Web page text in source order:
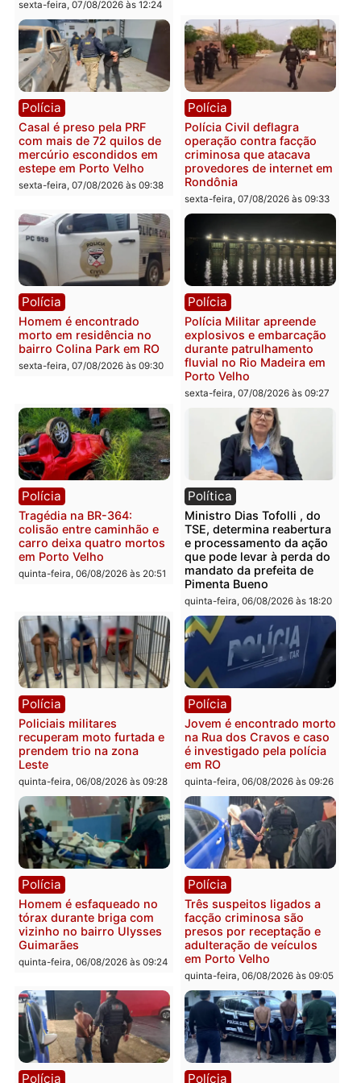
Política
Marcos Rogério apresenta
Plano de Governo com
228 projetos, metas
públicas e
acompanhamento de
resultados
sexta-feira, 07/08/2026 às 18:49
Política
Eleições 2026: Pastor
Evanildo pode ser o
primeiro pastor de
Rondônia na Câmara
Federal
sexta-feira, 07/08/2026 às
Polícia
2 MILHÕES – Unnesa
apresenta documentos
que comprovam
transparência e legalidade
na operação alvo da PF
sexta-feira, 07/08/2026 às 12:24
Polícia
Polícia Federal apreende
400 quilos de drogas e
prende motorista em RO
sexta-feira, 07/08/2026 às
Polícia
Casal é preso pela PRF
com mais de 72 quilos de
mercúrio escondidos em
estepe em Porto Velho
sexta-feira, 07/08/2026 às 09:38
Polícia
Polícia Civil deflagra
operação contra facção
criminosa que atacava
provedores de internet
Rondônia
sexta-feira, 07/08/2026 às
Polícia
Homem é encontrado
morto em residência no
bairro Colina Park em RO
sexta-feira, 07/08/2026 às 09:30
Polícia
Polícia Militar apreende
explosivos e
durante patrulhamento
fluvial no Rio Madeira em
Porto Velho
sexta-feira, 07/08/2026 às
Polícia
Tragédia na BR-364:
colisão entre caminhão e
carro deixa quatro mortos
quinta-feira, 06/08/2026 às 20:51
Política
Ministro Dias Tofolli , do
TSE, determina
e processamento da
que pode levar à perda
mandato da prefeita de
Pimenta Bueno
quinta-feira, 06/08/2026 às